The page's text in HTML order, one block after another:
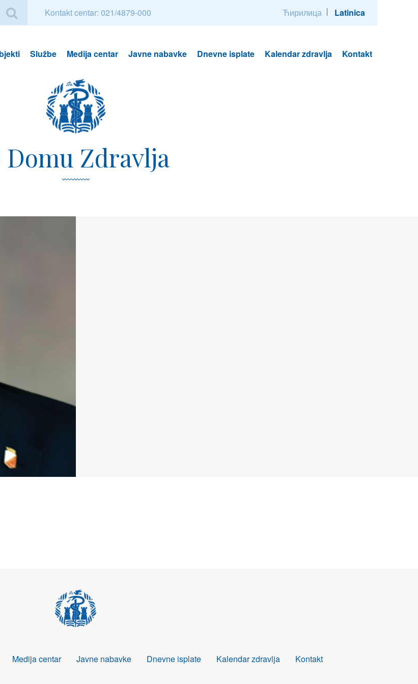
Kontakt centar: 021/4879-000 Ћирилица Latinica
Službe Medija centar Javne nabavke Dnevne isplate Kalendar zdravlja Kontakt
Domu Zdravlja
Medija centar Javne nabavke Dnevne isplate Kalendar zdravlja Kontakt